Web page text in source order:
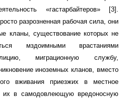
«гастарбайтеров»
[3] .
разрозненная рабочая сила, они
кланы, существование которых не
мздоимными врастаниями
миграционную службу,
иноземных кланов, вместо
вживания приезжих в местное
их в самодовлеющую вредоносную